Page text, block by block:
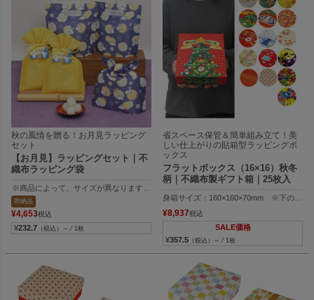
秋の風情を贈る！お月見ラッピング
セット
【お月見】ラッピングセット｜不
織布ラッピング袋
※商品によって、サイズが異なります。
１）内寸：120W×115H×80Dmm、外寸：120W×130H×80Dmm
２） 内寸：140W×173H×100Dmm、外寸：140W×188H×10Dmm
３）内寸：150W×170Hmm、外寸：150W×250Hmm
即納品
¥4,653税込
¥232.7 （税込）～ ⁄ 1枚
省スペース保管＆簡単組み立て！美
しい仕上がりの貼箱型ラッピングボ
ックス
フラットボックス（16×16）秋冬
柄｜不織布製ギフト箱｜25枚入
身箱サイズ：160×160×70mm ※下の箱の
フタサイズ：160×160×63mm
¥8,937税込
SALE価格
¥357.5 （税込）～ ⁄ 1枚